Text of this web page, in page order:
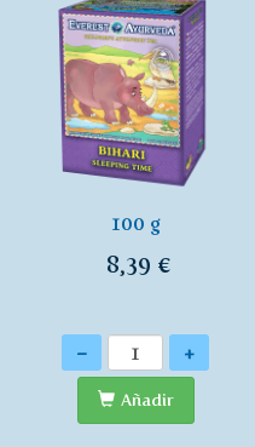
100 g
8,39 €
Cantidad
- +
Añadir